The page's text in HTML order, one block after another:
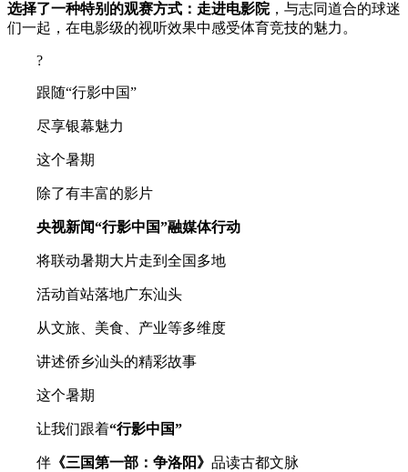
选择了一种特别的观赛方式：走进电影院，与志同道合的球迷
们一起，在电影级的视听效果中感受体育竞技的魅力。
?
跟随“行影中国”
尽享银幕魅力
这个暑期
除了有丰富的影片
央视新闻“行影中国”融媒体行动
将联动暑期大片走到全国多地
活动首站落地广东汕头
从文旅、美食、产业等多维度
讲述侨乡汕头的精彩故事
这个暑期
让我们跟着“行影中国”
伴 《三国第一部：争洛阳》 品读古都文脉